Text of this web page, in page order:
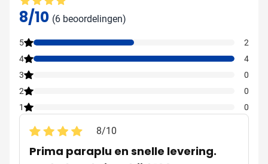
Gemiddelde beoordeling: 8 van 10
8/10 (6 beoordelingen)
5
2
4
4
3
0
2
0
1
0
8/10
Prima paraplu en snelle levering.